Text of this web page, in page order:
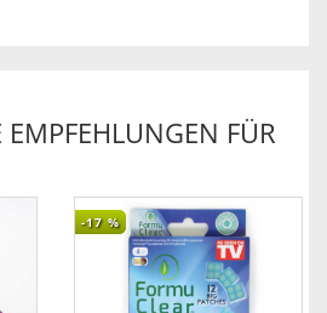
EMPFEHLUNGEN FÜR
-17%